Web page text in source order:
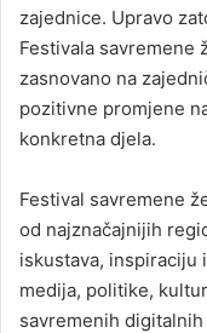
zajednice. Upravo
Festivala savremene
zasnovano na
pozitivne promjene
konkretna djela.
Festival savremene
od najznačajnijih
iskustava, inspiraciju
medija, politike,
savremenih